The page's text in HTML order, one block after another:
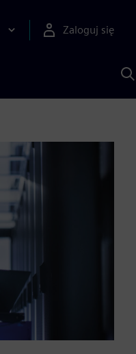
Zaloguj się